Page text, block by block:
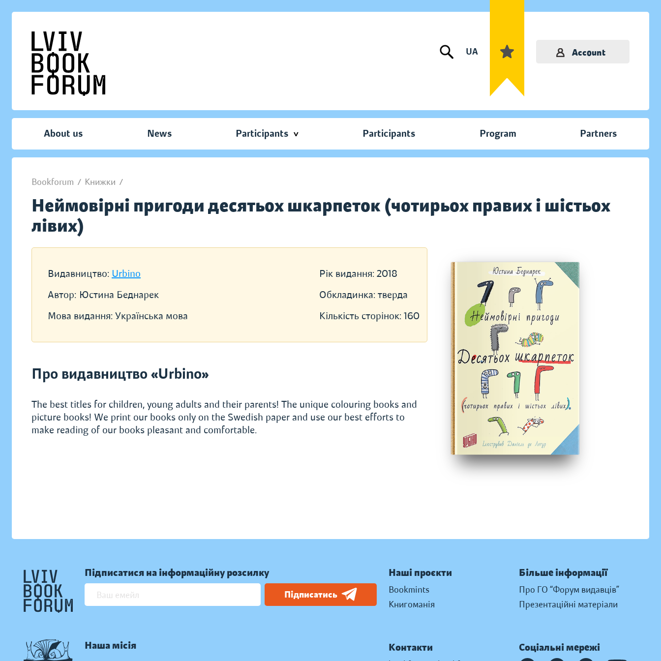
UA Account
About us News Participants Participants Program Partners
Bookforum / Книжки /
Неймовірні пригоди десятьох шкарпеток (чотирьох правих і шістьох
лівих)
Видавництво: Urbino
Автор: Юстина Беднарек
Мова видання: Українська мова
Рік видання: 2018
Обкладинка: тверда
Кількість сторінок: 160
Про видавництво «Urbino»
The best titles for children, young adults and their parents! The unique colouring books and
picture books! We print our books only on the Swedish paper and use our best efforts to
make reading of our books pleasant and comfortable.
Підписатися на інформаційну розсилку
Підписатись
Наша місія
Наші проєкти
Bookmints
Книгоманія
Більше інформації
Про ГО “Форум видавців”
Презентаційні матеріали
Контакти Соціальні мережі